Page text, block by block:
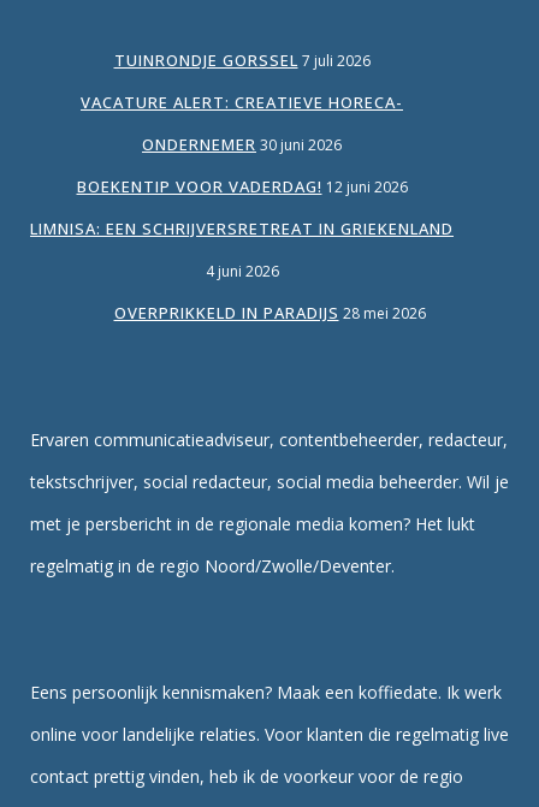
TUINRONDJE GORSSEL 7 juli 2026
VACATURE ALERT: CREATIEVE HORECA-
ONDERNEMER 30 juni 2026
BOEKENTIP VOOR VADERDAG! 12 juni 2026
LIMNISA: EEN SCHRIJVERSRETREAT IN GRIEKENLAND
4 juni 2026
OVERPRIKKELD IN PARADIJS 28 mei 2026
Ervaren communicatieadviseur, contentbeheerder, redacteur,
tekstschrijver, social redacteur, social media beheerder. Wil je
met je persbericht in de regionale media komen? Het lukt
regelmatig in de regio Noord/Zwolle/Deventer.
Eens persoonlijk kennismaken? Maak een koffiedate. Ik werk
online voor landelijke relaties. Voor klanten die regelmatig live
contact prettig vinden, heb ik de voorkeur voor de regio